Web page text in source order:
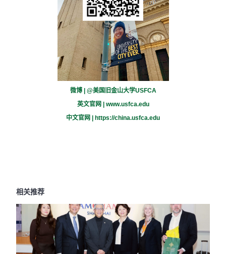
微博 | @美国旧金山大学USFCA
英文官网 | www.usfca.edu
中文官网 |
https://china.usfca.edu
相关推荐